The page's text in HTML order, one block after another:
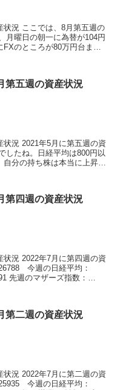
状況 ここでは、8月第五週の
のところが80万円台まで
第五週の資産状況
況 2021年5月に第五週の資
分の持ち株は本当に上昇し
第四週の資産状況
況 2022年7月に第四週の資
：
第二週の資産状況
況 2022年7月に第二週の資